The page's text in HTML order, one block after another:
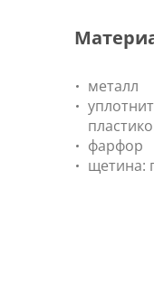
металл
фарфор
щетина: